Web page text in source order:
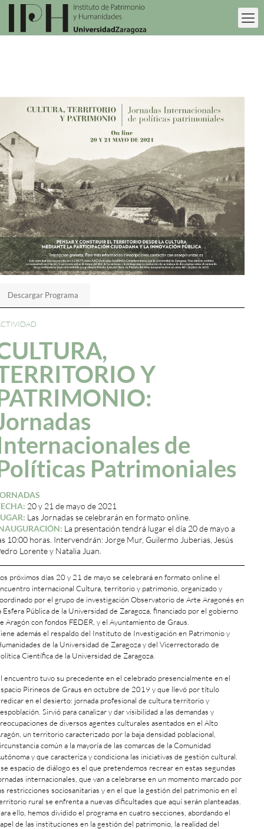
Descargar Programa
Y
de
Patrimoniales
20 y 21 de mayo de 2021
Las Jornadas se celebrarán en formato online.
La presentación tendrá lugar el día 20 de mayo a
10:00 horas. Intervendrán: Jorge Mur, Guilermo Juberias, Jesús
Lorente y Natalia Juan.
próximos días 20 y 21 de mayo se celebrará en formato online el
internacional Cultura, territorio y patrimonio, organizado y
por el grupo de investigación Observatorio de Arte Aragonés en
Esfera Pública de la Universidad de Zaragoza, financiado por el gobierno
Aragón con fondos FEDER, y el Ayuntamiento de Graus.
además el respaldo del Instituto de Investigación en Patrimonio y
de la Universidad de Zaragoza y del Vicerrectorado de
Científica de la Universidad de Zaragoza.
encuentro tuvo su precedente en el celebrado presencialmente en el
Pirineos de Graus en octubre de 2019 y que llevó por título
en el desierto: jornada profesional de cultura territorio y
Sirvió para canalizar y dar visibilidad a las demandas y
de diversos agentes culturales asentados en el Alto
un territorio caracterizado por la baja densidad poblacional,
común a la mayoría de las comarcas de la Comunidad
y que caracteriza y condiciona las iniciativas de gestión cultural.
espacio de diálogo es el que pretendemos recrear en estas segundas
internacionales, que van a celebrarse en un momento marcado por
restricciones sociosanitarias y en el que la gestión del patrimonio en el
rural se enfrenta a nuevas dificultades que aquí serán planteadas.
ello, hemos dividido el programa en cuatro secciones, abordando el
de las instituciones en la gestión del patrimonio, la realidad del